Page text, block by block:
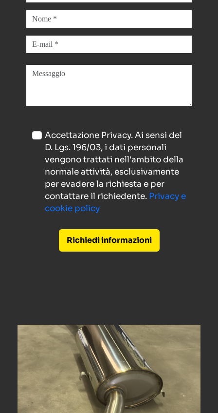
Accettazione Privacy. Ai sensi del
D. Lgs. 196/03, i dati personali
vengono trattati nell'ambito della
normale attività, esclusivamente
per evadere la richiesta e per
contattare il richiedente. Privacy e
cookie policy
Richiedi informazioni